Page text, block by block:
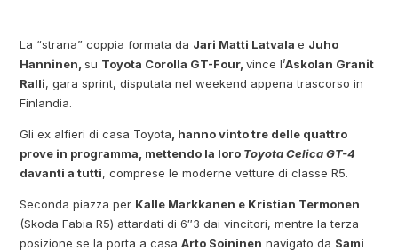
La “strana” coppia formata da Jari Matti Latvalae Juho
Hanninen,su Toyota Corolla GT-Four,vince l’Askolan Granit
Ralli, gara sprint, disputata nel weekend appena trascorso in
Finlandia.
Gli ex alfieri di casa Toyota , hanno vinto tre delle quattro
prove in programma, mettendo la loro Toyota Celica GT-4
davanti a tutti, comprese le moderne vetture di classe R5.
Seconda piazza per Kalle Markkanen e Kristian Termonen
(Skoda Fabia R5) attardati di 6″3 dai vincitori, mentre la terza
posizione se la porta a casaArto Soininen navigato da Sami